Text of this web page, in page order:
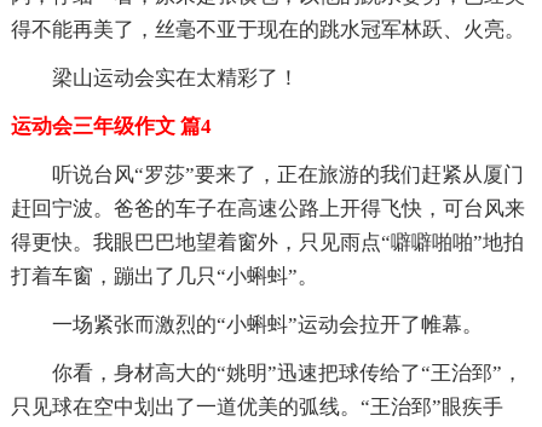
得不能再美了，丝毫不亚于现在的跳水冠军林跃、火亮。
梁山运动会实在太精彩了！
运动会三年级作文 篇4
听说台风“罗莎”要来了，正在旅游的我们赶紧从厦门
赶回宁波。爸爸的车子在高速公路上开得飞快，可台风来
得更快。我眼巴巴地望着窗外，只见雨点“噼噼啪啪”地拍
打着车窗，蹦出了几只“小蝌蚪”。
一场紧张而激烈的“小蝌蚪”运动会拉开了帷幕。
你看，身材高大的“姚明”迅速把球传给了“王治郅”，
只见球在空中划出了一道优美的弧线。“王治郅”眼疾手